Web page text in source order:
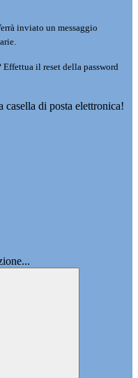
inviato un messaggio
Effettua il reset della password
di posta elettronica!